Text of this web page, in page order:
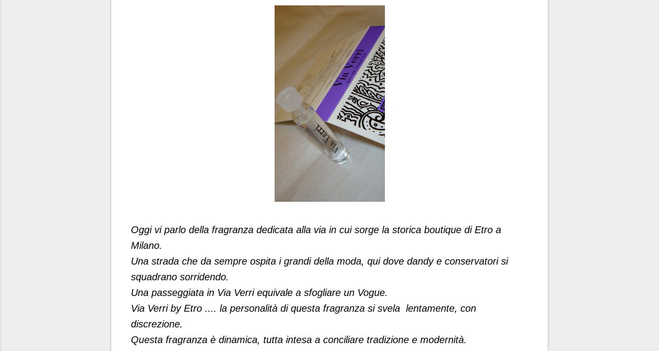
Oggi vi parlo della fragranza dedicata alla via in cui sorge la storica boutique di Etro a
Milano.
Una strada che da sempre ospita i grandi della moda, qui dove dandy e conservatori si
squadrano sorridendo.
Una passeggiata in Via Verri equivale a sfogliare un Vogue.
Via Verri by Etro .... la personalità di questa fragranza si svela lentamente, con
discrezione.
Questa fragranza è dinamica, tutta intesa a conciliare tradizione e modernità.